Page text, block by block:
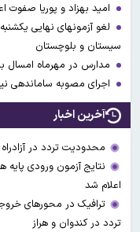
امید بهزاد و پوریا صفوت
لغو آزمونهای نهایی
سیستان و بلوچستان
مدارس در مهرماه امسال
اجرای مصوبه ساماندهی
آخرین اخبار
محدودیت تردد در آزادراه تهران
نتایج آزمون ورودی
اعلام شد
ترافیک در محورهای
تردد در کندوان و هراز